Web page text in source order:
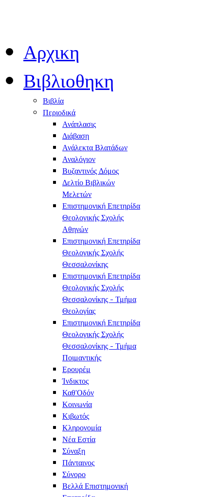
Αρχικη
Βιβλιοθηκη
Βιβλία
Περιοδικά
Ανάπλασις
Διάβαση
Ανάλεκτα Βλατάδων
Αναλόγιον
Βυζαντινός Δόμος
Δελτίο Βιβλικών
Μελετών
Επιστημονική Επετηρίδα
Θεολογικής Σχολής
Αθηνών
Επιστημονική Επετηρίδα
Θεολογικής Σχολής
Θεσσαλονίκης
Επιστημονική Επετηρίδα
Θεολογικής Σχολής
Θεσσαλονίκης - Τμήμα
Θεολογίας
Επιστημονική Επετηρίδα
Θεολογικής Σχολής
Θεσσαλονίκης - Τμήμα
Ποιμαντικής
Ερουρέμ
Ίνδικτος
Καθ'Οδόν
Κοινωνία
Κιβωτός
Κληρονομία
Νέα Εστία
Σύναξη
Πάνταινος
Σύνορο
Βελλά Επιστημονική